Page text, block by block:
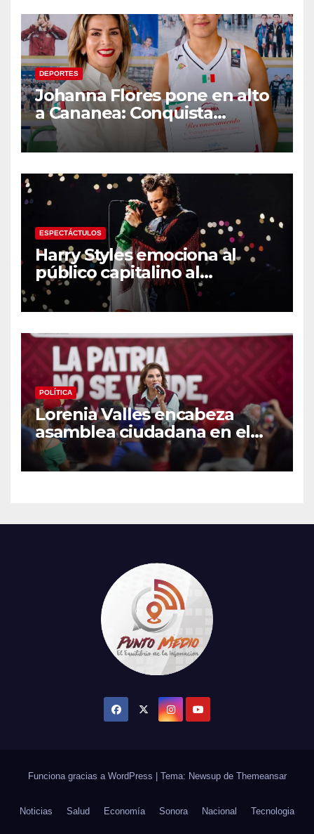
DEPORTES
Johanna Flores pone en alto
a Cananea: Conquista
medalla de plata con la
Selección Mexicana Sub-20
Centroamericanos
ESPECTÁCTULOS
Harry Styles emociona al
público capitalino al
interpretar “Cielito Lindo” en
su tercer concierto en la
POLÍTICA
Lorenia Valles encabeza
asamblea ciudadana en el
Parque Laura Alicia Frías de
Hermosillo
Funciona gracias a WordPress Tema: Newsup de Themeansar
Noticias Salud Economía Sonora Nacional Tecnologia